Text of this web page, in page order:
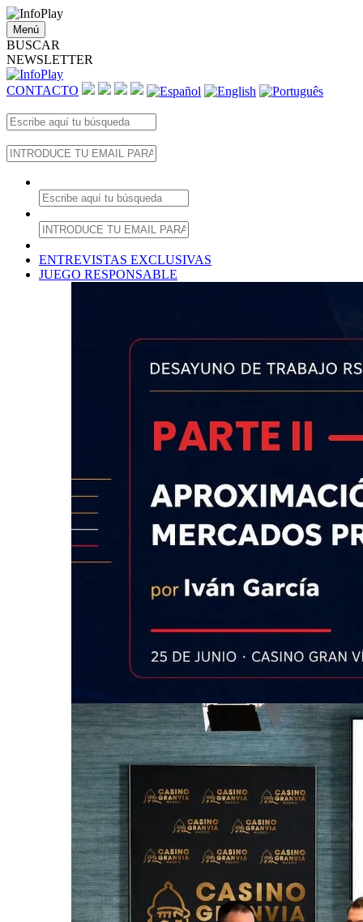
Menú
BUSCAR
NEWSLETTER
CONTACTO
ENTREVISTAS EXCLUSIVAS
JUEGO RESPONSABLE